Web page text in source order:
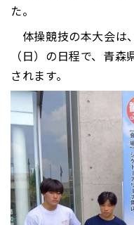
た。
体操競技の本大会は
（日）の日程で、青
されます。